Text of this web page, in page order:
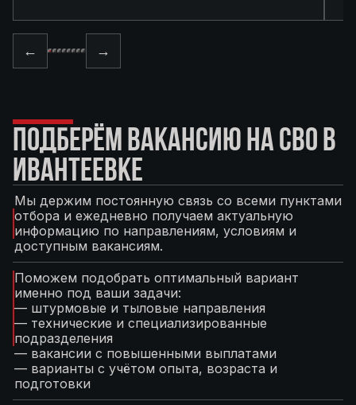
← →
ПОДБЕРЁМ ВАКАНСИЮ НА СВО В
ИВАНТЕЕВКЕ
Мы держим постоянную связь со всеми пунктами
отбора и ежедневно получаем актуальную
информацию по направлениям, условиям и
доступным вакансиям.
Поможем подобрать оптимальный вариант
именно под ваши задачи:
— штурмовые и тыловые направления
— технические и специализированные
подразделения
— вакансии с повышенными выплатами
— варианты с учётом опыта, возраста и
подготовки